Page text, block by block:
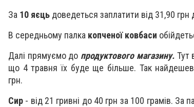
За 10 яєць доведеться заплатити від 31,90 грн
В середньому палка копченої ковбаси
Далі прямуємо до продуктового магазину.Тут
що 4 травня їх буде ще більше. Так
грн.
Сир - від 21 гривні до 40 грн за 100 грамів. За